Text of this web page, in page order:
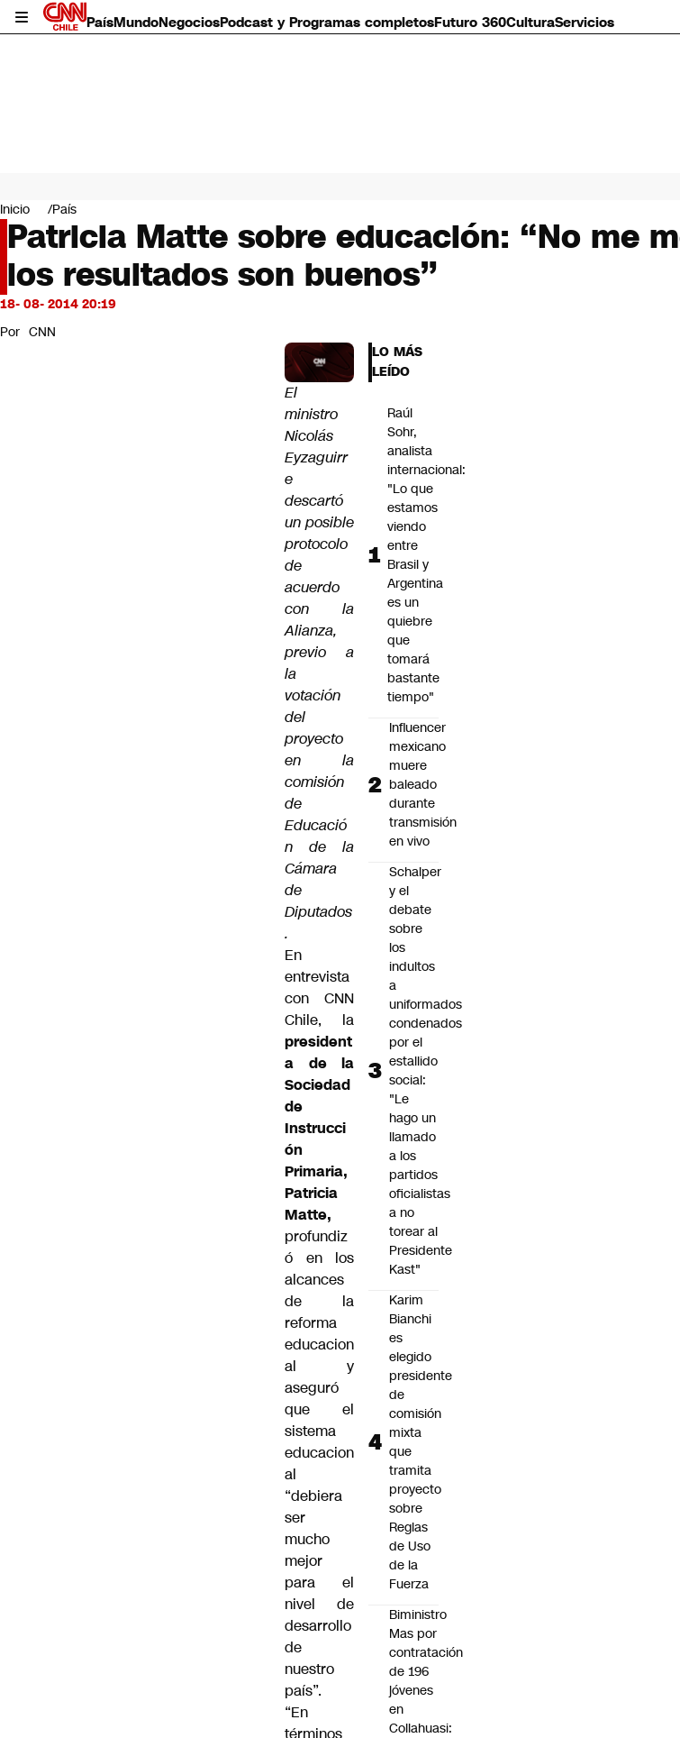
PaísMundoNegociosPodcast y Programas completosFuturo 360CulturaServicios
Mundo
Negocios
Deportes
Programas completos
Cultura
Servicios
Bits
CNN Data
Inicio País
Patricia Matte sobre educación: “No me
los resultados son buenos”
18- 08- 2014 20:19
Por CNN
El
ministro
Nicolás
Eyzaguirr
e
descartó
un posible
protocolo
de
acuerdo
con la
Alianza,
previo a
la
votación
del
proyecto
en la
comisión
de
Educació
n de la
Cámara
de
Diputados
.
En
entrevista
con CNN
Chile, la
president
a de la
Sociedad
de
Instrucci
ón
Primaria,
Patricia
Matte,
profundiz
ó en los
alcances
de la
reforma
educacion
al y
aseguró
que el
sistema
educacion
al
“debiera
ser
mucho
mejor
para el
nivel de
desarrollo
de
nuestro
país”.
“En
términos
LO MÁS
LEÍDO
Raúl
Sohr,
analista
internacional:
"Lo que
estamos
viendo
entre
Brasil y
Argentina
es un
quiebre
que
tomará
bastante
tiempo"
Influencer
mexicano
muere
baleado
durante
transmisión
en vivo
Schalper
y el
debate
sobre
los
indultos
a
uniformados
condenados
por el
estallido
social:
"Le
hago un
llamado
a los
partidos
oficialistas
a no
torear al
Presidente
Kast"
Karim
Bianchi
es
elegido
presidente
de
comisión
mixta
que
tramita
proyecto
sobre
Reglas
de Uso
de la
Fuerza
Biministro
Mas por
contratación
de 196
jóvenes
en
Collahuasi: